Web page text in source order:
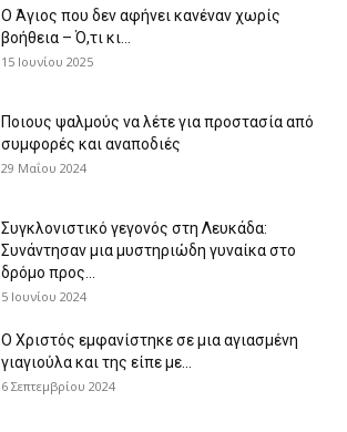
Ο Άγιος που δεν αφήνει κανέναν χωρίς
βοήθεια – Ό,τι κι...
15 Ιουνίου 2025
Ποιους ψαλμούς να λέτε για προστασία από
συμφορές και αναποδιές
29 Μαΐου 2024
Συγκλονιστικό γεγονός στη Λευκάδα:
Συνάντησαν μια μυστηριώδη γυναίκα στο
δρόμο προς...
5 Ιουνίου 2024
Ο Χριστός εμφανίστηκε σε μια αγιασμένη
γιαγιούλα και της είπε με...
6 Σεπτεμβρίου 2024